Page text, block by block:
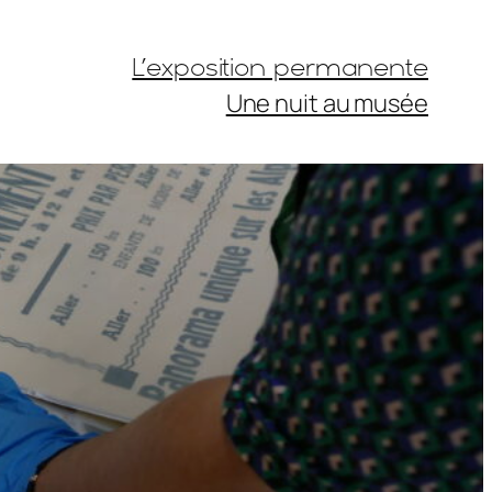
L’exposition permanente
Une nuit au musée